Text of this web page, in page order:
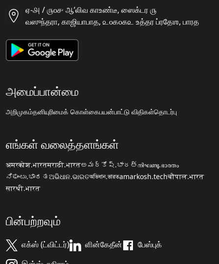
ஏ-௮ / ௫௦௪ ஆʼலிவ காஉண்டீ, ஸைக்டர ௫
வஸுந்தரா, காஜியாபாத, ௨௦௧௦௧௨ உத்தர ப்ரதேஶ, பாரத
அமைப்பான்மை
அறிமுகம்தனியுரிமைக் கொள்கைபயன்பாட்டு விதிகள்தொடர்பு
எங்கள் வலைத்தளங்கள்
अमरकोश.भारतमराठी.भारतఅమర్కోష్.భారత్നിഘണ്ടു.ഭാരതം
ನಿಘಂಟು.ಭಾರತଅଭିଧାନ.ଭାରତঅভিধান.ভারতamarkosh.techचौपाल.भारत
सारथी.भारत
பின்பற்றவும்
எக்ஸ் (ட்விட்டர்) ளின்கேதீன்
பேஸ்புக்